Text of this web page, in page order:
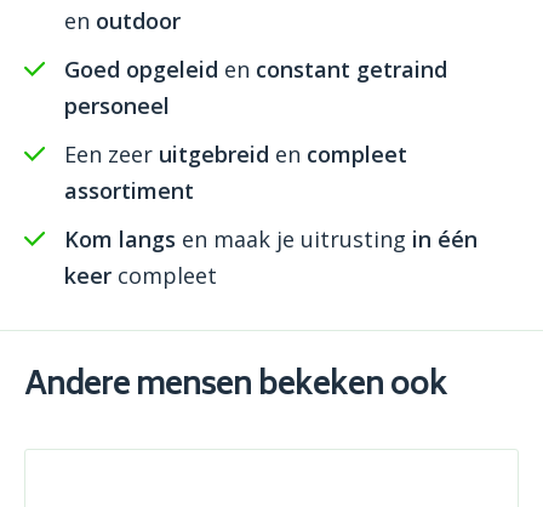
en outdoor
Goed opgeleid en constant getraind
personeel
Een zeer uitgebreid en compleet
assortiment
Kom langs en maak je uitrusting in één
keer compleet
Andere mensen bekeken ook